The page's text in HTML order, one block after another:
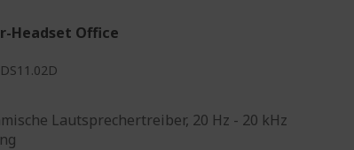
Headset Office
Lautsprechertreiber, 20 Hz - 20 kHz